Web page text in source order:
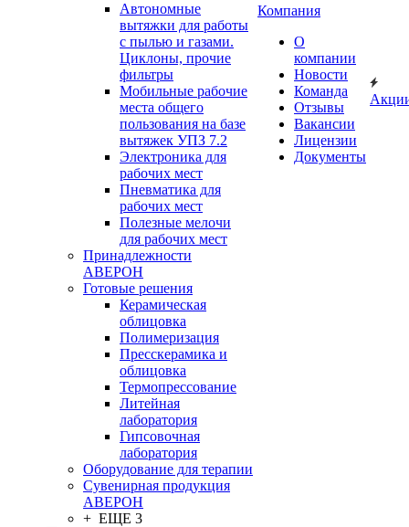
Автономные
вытяжки для работы
с пылью и газами.
Циклоны, прочие
фильтры
Мобильные рабочие
места общего
пользования на базе
вытяжек УПЗ 7.2
Электроника для
рабочих мест
Пневматика для
рабочих мест
Полезные мелочи
для рабочих мест
Принадлежности
АВЕРОН
Готовые решения
Керамическая
облицовка
Полимеризация
Пресскерамика и
облицовка
Термопрессование
Литейная
лаборатория
Гипсовочная
лаборатория
Оборудование для терапии
Сувенирная продукция
АВЕРОН
+ ЕЩЕ 3
Компания
О
компании
Новости
Команда
Отзывы
Вакансии
Лицензии
Документы